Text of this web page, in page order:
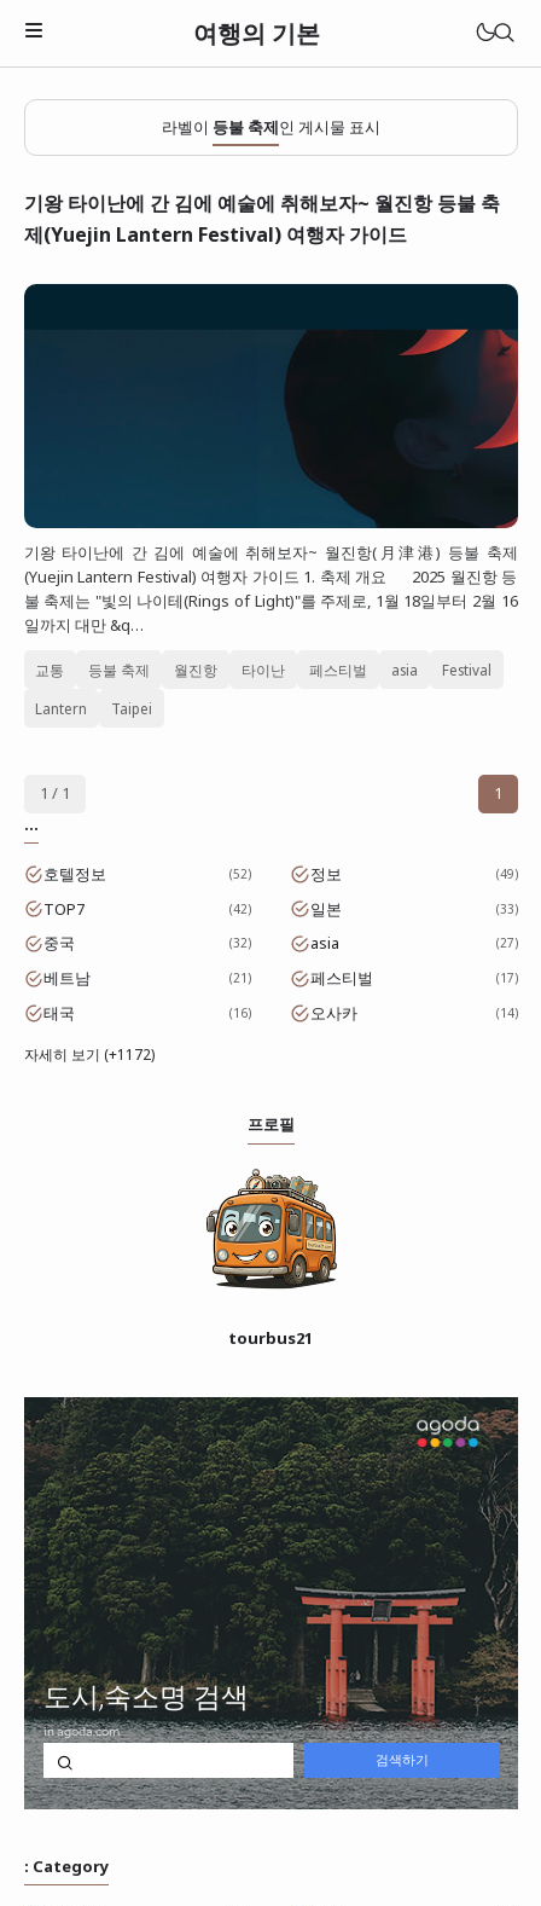
여행의 기본
태국
대만
프랑스
스위스
라벨이 등불 축제인 게시물 표시
기왕 타이난에 간 김에 예술에 취해보자~ 월진항 등불 축
제(Yuejin Lantern Festival) 여행자 가이드
기왕 타이난에 간 김에 예술에 취해보자~ 월진항(月津港) 등불 축제
(Yuejin Lantern Festival) 여행자 가이드 1. 축제 개요 2025 월진항 등
불 축제는 "빛의 나이테(Rings of Light)"를 주제로, 1월 18일부터 2월 16
일까지 대만 &q…
교통 등불 축제 월진항 타이난 페스티벌 asia Festival
Lantern Taipei
1 / 1
1
...
호텔정보 52 정보 49
TOP7 42 일본 33
중국 32 asia 27
베트남 21 페스티벌 17
태국 16 오사카 14
자세히 보기 (+1172)
프로필
tourbus21
: Category